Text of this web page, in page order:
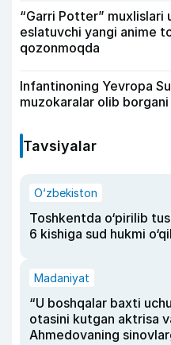
“Garri Potter” muxlislari
eslatuvchi yangi anime
qozonmoqda
Infantinoning Yevropa
muzokaralar olib borgani
Tavsiyalar
O‘zbekiston
Toshkentda o‘pirilib
6 kishiga sud hukmi
Madaniyat
“U boshqalar baxti
otasini kutgan aktrisa
Ahmedovaning